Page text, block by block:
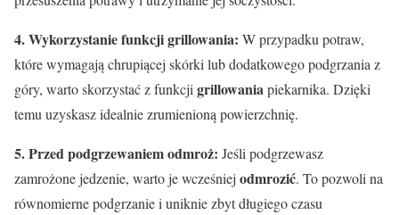
4. Wykorzystanie funkcji grillowania: W przypadku potraw,
które wymagają chrupiącej skórki lub dodatkowego podgrzania z
góry, warto skorzystać z funkcji grillowaniapiekarnika. Dzięki
temu uzyskasz idealnie zrumienioną powierzchnię.
5. Przed podgrzewaniem odmroż: Jeśli podgrzewasz
zamrożone jedzenie, warto je wcześniej odmrozić. To pozwoli na
równomierne podgrzanie i uniknie zbyt długiego czasu